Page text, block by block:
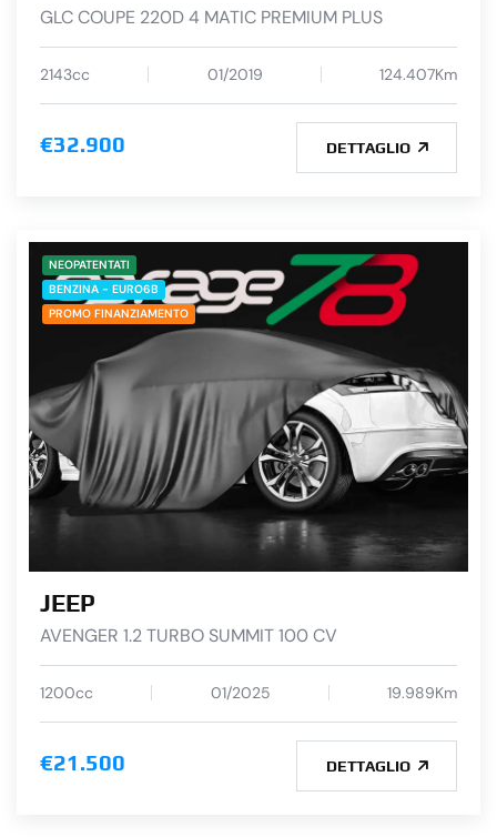
GLC COUPE 220D 4 MATIC PREMIUM PLUS
2143cc 01/2019 124.407Km
€32.900 DETTAGLIO
NEOPATENTATI
BENZINA - EURO6B
PROMO FINANZIAMENTO
JEEP
AVENGER 1.2 TURBO SUMMIT 100 CV
1200cc 01/2025 19.989Km
€21.500 DETTAGLIO